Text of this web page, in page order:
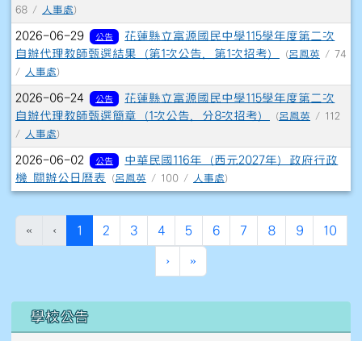
68 /
人事處)
2026-06-29 公告
花蓮縣立富源國民中學115學年度第二次
自辦代理教師甄選結果（第1次公告，第1次招考）
(呂鳳英 / 74
/
人事處)
2026-06-24 公告
花蓮縣立富源國民中學115學年度第二次
自辦代理教師甄選簡章（1次公告，分8次招考）
(呂鳳英 / 112
/
人事處)
2026-06-02 公告
中華民國116年（西元2027年）政府行政
機 關辦公日曆表
(呂鳳英 / 100 / 人事處)
« ‹ 1 (目前頁次)
2 3 4 5 6 7 8 9 10
›下一頁
»最後頁
左邊區域內容
學校公告